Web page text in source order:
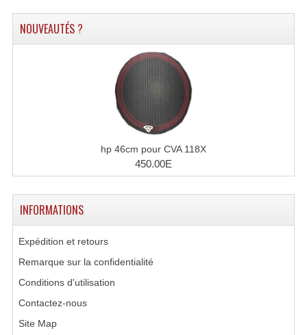
Accessoires Micro, Pieds De Régie
Cellule (s)
Diamants
Pieds D'enceintes
Selecteurs Audio Vidéo
Casques Stéréo
Compresseurs , Limiteurs , Noise Gate
NOUVEAUTÉS ?
hp 46cm pour CVA 118X
450.00E
INFORMATIONS
Expédition et retours
Remarque sur la confidentialité
Conditions d'utilisation
Contactez-nous
Site Map